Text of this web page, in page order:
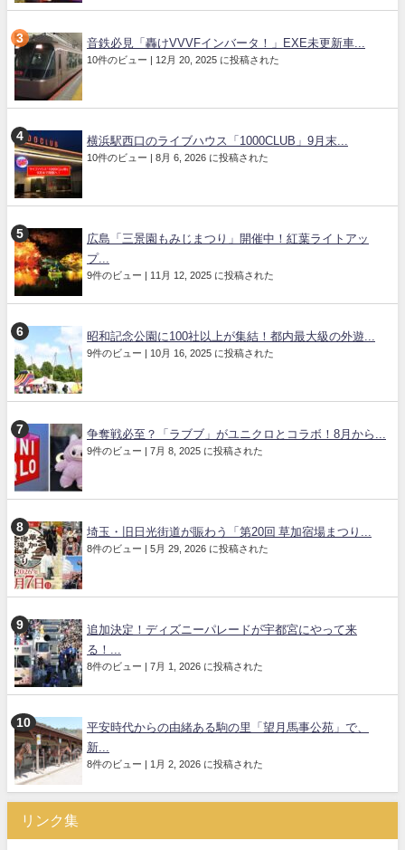
音鉄必見「轟けVVVFインバータ！」EXE未更新車...
10件のビュー 12月 20, 2025 に投稿された
横浜駅西口のライブハウス「1000CLUB」9月末...
10件のビュー 8月 6, 2026 に投稿された
広島「三景園もみじまつり」開催中！紅葉ライトアッ
プ...
9件のビュー 11月 12, 2025 に投稿された
昭和記念公園に100社以上が集結！都内最大級の外遊...
9件のビュー 10月 16, 2025 に投稿された
争奪戦必至？「ラブブ」がユニクロとコラボ！8月から...
9件のビュー 7月 8, 2025 に投稿された
埼玉・旧日光街道が賑わう「第20回 草加宿場まつり...
8件のビュー 5月 29, 2026 に投稿された
追加決定！ディズニーパレードが宇都宮にやって来
る！...
8件のビュー 7月 1, 2026 に投稿された
平安時代からの由緒ある駒の里「望月馬事公苑」で、
新...
8件のビュー 1月 2, 2026 に投稿された
リンク集